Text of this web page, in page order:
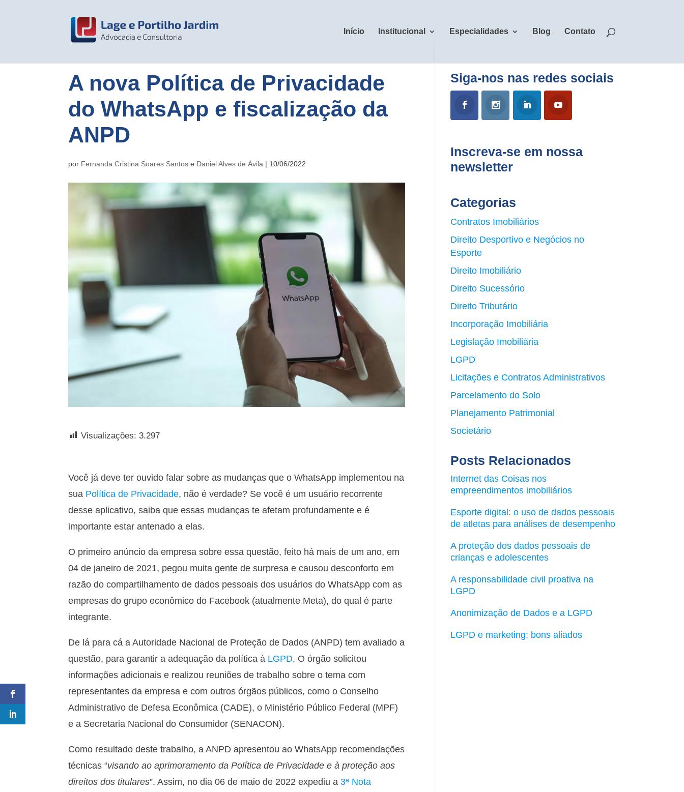
Início Institucional Especialidades Blog Contato
A nova Política de Privacidade
do WhatsApp e fiscalização da
ANPD
por Fernanda Cristina Soares Santos e Daniel Alves de Ávila | 10/06/2022
Visualizações: 3.297
Você já deve ter ouvido falar sobre as mudanças que o WhatsApp implementou na
sua Política de Privacidade, não é verdade? Se você é um usuário recorrente
desse aplicativo, saiba que essas mudanças te afetam profundamente e é
importante estar antenado a elas.
O primeiro anúncio da empresa sobre essa questão, feito há mais de um ano, em
04 de janeiro de 2021, pegou muita gente de surpresa e causou desconforto em
razão do compartilhamento de dados pessoais dos usuários do WhatsApp com as
empresas do grupo econômico do Facebook (atualmente Meta), do qual é parte
integrante.
De lá para cá a Autoridade Nacional de Proteção de Dados (ANPD) tem avaliado a
questão, para garantir a adequação da política à LGPD. O órgão solicitou
informações adicionais e realizou reuniões de trabalho sobre o tema com
representantes da empresa e com outros órgãos públicos, como o Conselho
Administrativo de Defesa Econômica (CADE), o Ministério Público Federal (MPF)
e a Secretaria Nacional do Consumidor (SENACON).
Como resultado deste trabalho, a ANPD apresentou ao WhatsApp recomendações
técnicas “visando ao aprimoramento da Política de Privacidade e à proteção aos
direitos dos titulares”. Assim, no dia 06 de maio de 2022 expediu a3ª Nota
Siga-nos nas redes sociais
Inscreva-se em nossa
newsletter
Categorias
Contratos Imobiliários
Direito Desportivo e Negócios no
Esporte
Direito Imobiliário
Direito Sucessório
Direito Tributário
Incorporação Imobiliária
Legislação Imobiliária
LGPD
Licitações e Contratos Administrativos
Parcelamento do Solo
Planejamento Patrimonial
Societário
Posts Relacionados
Internet das Coisas nos
empreendimentos imobiliários
Esporte digital: o uso de dados pessoais
de atletas para análises de desempenho
A proteção dos dados pessoais de
crianças e adolescentes
A responsabilidade civil proativa na
LGPD
Anonimização de Dados e a LGPD
LGPD e marketing: bons aliados